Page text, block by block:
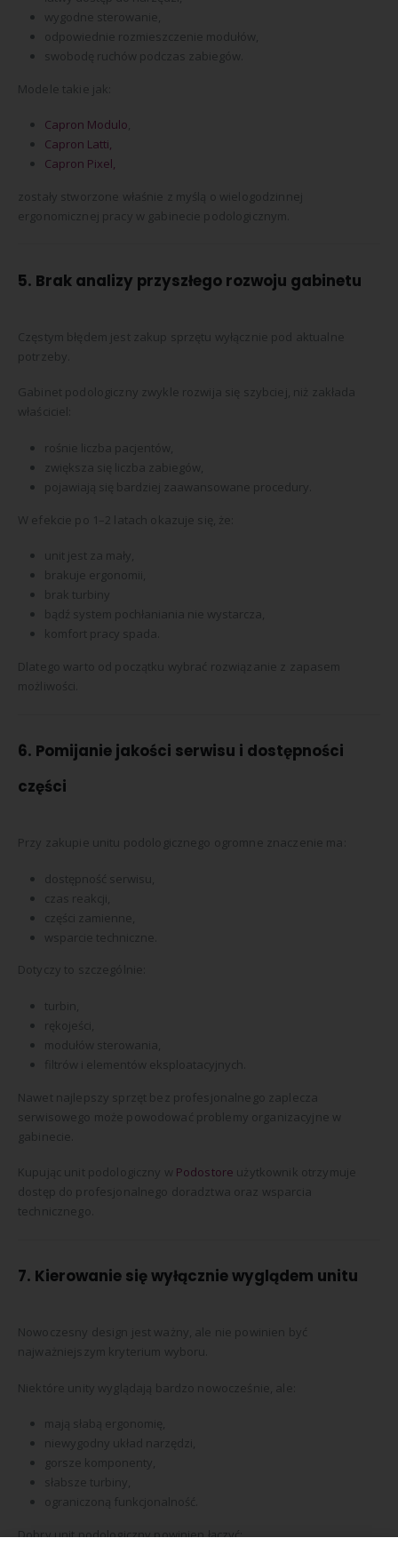
wygodne sterowanie,
odpowiednie rozmieszczenie modułów,
swobodę ruchów podczas zabiegów.
Modele takie jak:
Capron Modulo,
Capron Latti,
Capron Pixel,
zostały stworzone właśnie z myślą o wielogodzinnej
ergonomicznej pracy w gabinecie podologicznym.
5. Brak analizy przyszłego rozwoju gabinetu
Częstym błędem jest zakup sprzętu wyłącznie pod aktualne
potrzeby.
Gabinet podologiczny zwykle rozwija się szybciej, niż zakłada
właściciel:
rośnie liczba pacjentów,
zwiększa się liczba zabiegów,
pojawiają się bardziej zaawansowane procedury.
W efekcie po 1–2 latach okazuje się, że:
unit jest za mały,
brakuje ergonomii,
brak turbiny
bądź system pochłaniania nie wystarcza,
komfort pracy spada.
Dlatego warto od początku wybrać rozwiązanie z zapasem
możliwości.
6. Pomijanie jakości serwisu i dostępności
części
Przy zakupie unitu podologicznego ogromne znaczenie ma:
dostępność serwisu,
czas reakcji,
części zamienne,
wsparcie techniczne.
Dotyczy to szczególnie:
turbin,
rękojeści,
modułów sterowania,
filtrów i elementów eksploatacyjnych.
Nawet najlepszy sprzęt bez profesjonalnego zaplecza
serwisowego może powodować problemy organizacyjne w
gabinecie.
Kupując unit podologiczny w Podostore użytkownik otrzymuje
dostęp do profesjonalnego doradztwa oraz wsparcia
technicznego.
7. Kierowanie się wyłącznie wyglądem unitu
Nowoczesny design jest ważny, ale nie powinien być
najważniejszym kryterium wyboru.
Niektóre unity wyglądają bardzo nowocześnie, ale:
mają słabą ergonomię,
niewygodny układ narzędzi,
gorsze komponenty,
słabsze turbiny,
ograniczoną funkcjonalność.
Dobry unit podologiczny powinien łączyć: